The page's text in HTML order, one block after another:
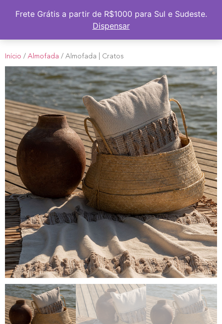
Início / Almofada / Almofada | Cratos
Frete Grátis a partir de R$1000 para Sul e Sudeste.
Dispensar